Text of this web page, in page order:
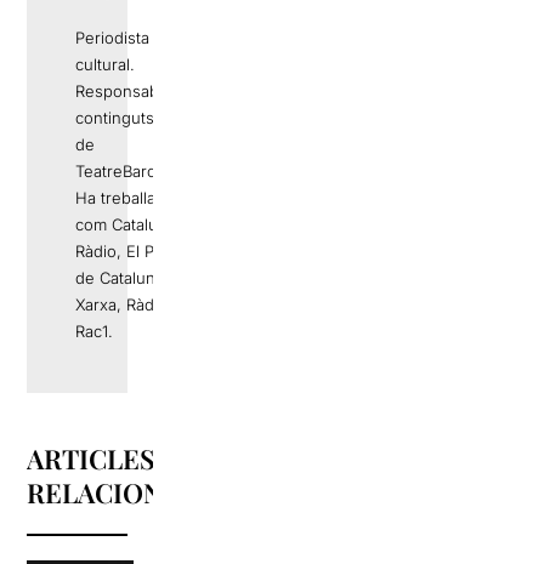
Periodista i gestor
cultural.
Responsable de
continguts editorials
de
TeatreBarcelona.com
Ha treballat a mitjans
com Catalunya
Ràdio, El Periódico
de Catalunya, La
Xarxa, Ràdio 4 o
Rac1.
ARTICLES
RELACIONATS